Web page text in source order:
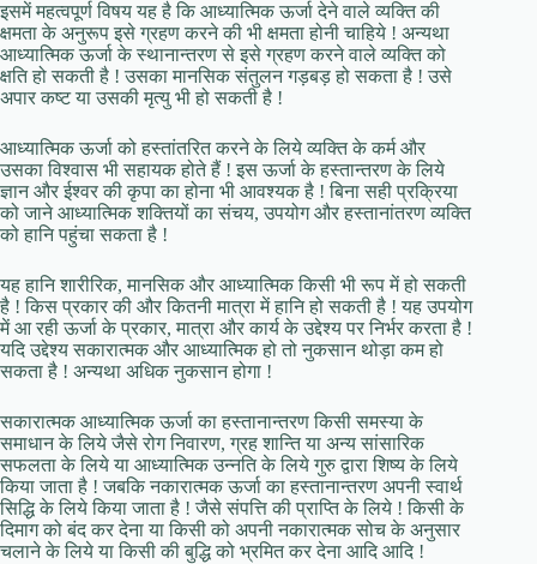
इसमें महत्वपूर्ण विषय यह है कि आध्यात्मिक ऊर्जा देने वाले व्यक्ति की
क्षमता के अनुरूप इसे ग्रहण करने की भी क्षमता होनी चाहिये ! अन्यथा
आध्यात्मिक ऊर्जा के स्थानान्तरण से इसे ग्रहण करने वाले व्यक्ति को
क्षति हो सकती है ! उसका मानसिक संतुलन गड़बड़ हो सकता है ! उसे
अपार कष्ट या उसकी मृत्यु भी हो सकती है !
आध्यात्मिक ऊर्जा को हस्तांतरित करने के लिये व्यक्ति के कर्म और
उसका विश्वास भी सहायक होते हैं ! इस ऊर्जा के हस्तान्तरण के लिये
ज्ञान और ईश्वर की कृपा का होना भी आवश्यक है ! बिना सही प्रक्रिया
को जाने आध्यात्मिक शक्तियों का संचय, उपयोग और हस्तानांतरण व्यक्ति
को हानि पहुंचा सकता है !
यह हानि शारीरिक, मानसिक और आध्यात्मिक किसी भी रूप में हो सकती
है ! किस प्रकार की और कितनी मात्रा में हानि हो सकती है ! यह उपयोग
में आ रही ऊर्जा के प्रकार, मात्रा और कार्य के उद्देश्य पर निर्भर करता है !
यदि उद्देश्य सकारात्मक और आध्यात्मिक हो तो नुकसान थोड़ा कम हो
सकता है ! अन्यथा अधिक नुकसान होगा !
सकारात्मक आध्यात्मिक ऊर्जा का हस्तानान्तरण किसी समस्या के
समाधान के लिये जैसे रोग निवारण, ग्रह शान्ति या अन्य सांसारिक
सफलता के लिये या आध्यात्मिक उन्नति के लिये गुरु द्वारा शिष्य के लिये
किया जाता है ! जबकि नकारात्मक ऊर्जा का हस्तानान्तरण अपनी स्वार्थ
सिद्धि के लिये किया जाता है ! जैसे संपत्ति की प्राप्ति के लिये ! किसी के
दिमाग को बंद कर देना या किसी को अपनी नकारात्मक सोच के अनुसार
चलाने के लिये या किसी की बुद्धि को भ्रमित कर देना आदि आदि !